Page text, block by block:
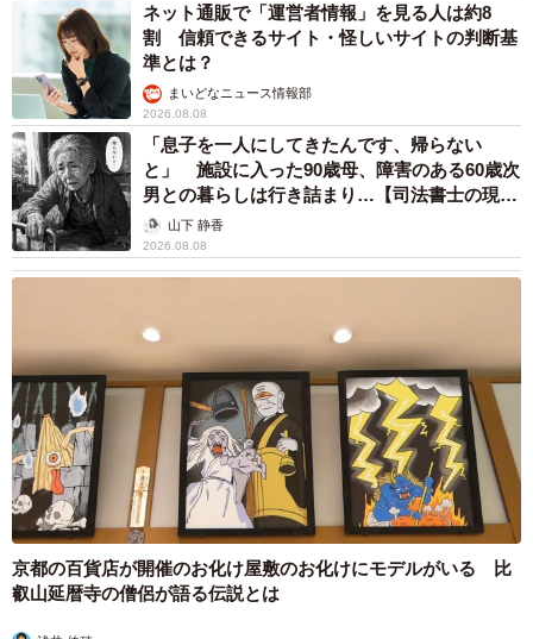
ネット通販で「運営者情報」を見る人は約8
割 信頼できるサイト・怪しいサイトの判断基
準とは？
まいどなニュース情報部
2026.08.08
「息子を一人にしてきたんです、帰らない
と」 施設に入った90歳母、障害のある60歳次
男との暮らしは行き詰まり…【司法書士の現場
から】山下 静香
2026.08.08
京都の百貨店が開催のお化け屋敷のお化けにモデルがいる 比
叡山延暦寺の僧侶が語る伝説とは